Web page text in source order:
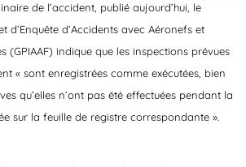
de l’accident, publié aujourd’hui, le
d’Enquête d’Accidents avec Aéronefs et
(GPIAAF) indique que les inspections prévues
« sont enregistrées comme exécutées, bien
qu’elles n’ont pas été effectuées pendant la
sur la feuille de registre correspondante ».